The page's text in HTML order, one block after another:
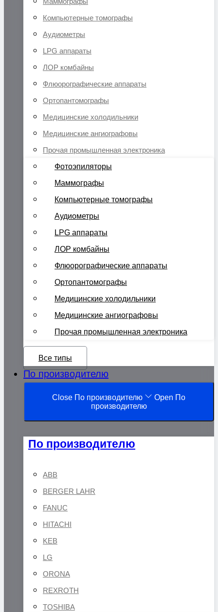
Компьютерные томографы
Аудиометры
LPG аппараты
ЛОР комбайны
Флюорографические аппараты
Ортопантомографы
Медицинские холодильники
Медицинские ангиографовы
Прочая промышленная электроника
Фотоэпиляторы
Маммографы
Компьютерные томографы
Аудиометры
LPG аппараты
ЛОР комбайны
Флюорографические аппараты
Ортопантомографы
Медицинские холодильники
Медицинские ангиографовы
Прочая промышленная электроника
Все типы
По производителю
Close По производителю
Open По
производителю
По производителю
ABB
BERGER LAHR
FANUC
HITACHI
KEB
LG
ORONA
REXROTH
TOSHIBA